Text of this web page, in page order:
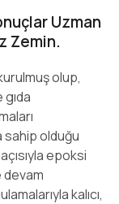
Uzman
Zemin.
olup,
sahip olduğu
epoksi
kalıcı,